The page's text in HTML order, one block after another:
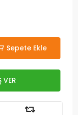
Sepete Ekle
VER